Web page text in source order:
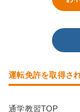
運転免許を取得さ
通学教習TOP